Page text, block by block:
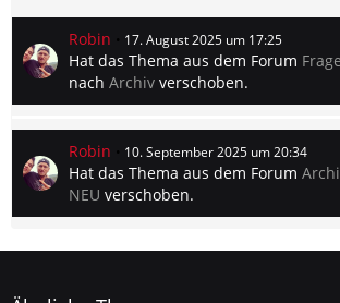
Robin 17. August 2025 um 17:25
Hat das Thema aus dem Forum
nach Archiv verschoben.
Robin 10. September 2025 um 20:34
Hat das Thema aus dem Forum
NEU verschoben.